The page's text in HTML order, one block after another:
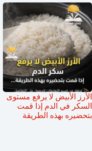
الأرز الأبيض لا يرفع مستوى
السكر في الدم إذا قمت
بتحضيره بهذه الطريقة